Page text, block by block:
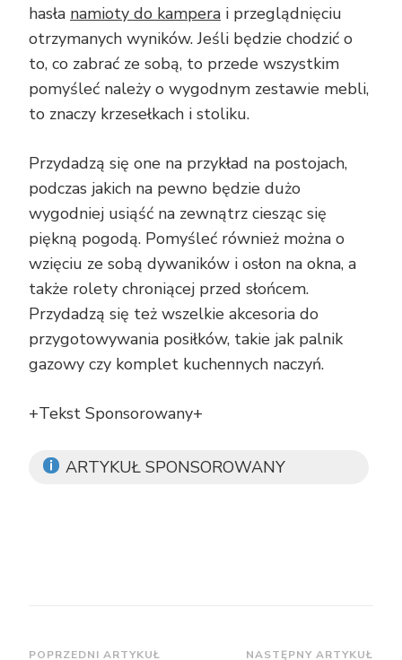
hasła namioty do kampera i przeglądnięciu
otrzymanych wyników. Jeśli będzie chodzić o
to, co zabrać ze sobą, to przede wszystkim
pomyśleć należy o wygodnym zestawie mebli,
to znaczy krzesełkach i stoliku.
Przydadzą się one na przykład na postojach,
podczas jakich na pewno będzie dużo
wygodniej usiąść na zewnątrz ciesząc się
piękną pogodą. Pomyśleć również można o
wzięciu ze sobą dywaników i osłon na okna, a
także rolety chroniącej przed słońcem.
Przydadzą się też wszelkie akcesoria do
przygotowywania posiłków, takie jak palnik
gazowy czy komplet kuchennych naczyń.
+Tekst Sponsorowany+
ARTYKUŁ SPONSOROWANY
POPRZEDNI ARTYKUŁ NASTĘPNY ARTYKUŁ